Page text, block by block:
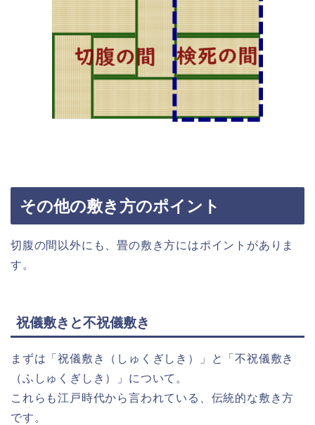
その他の敷き方のポイント
切腹の間以外にも、畳の敷き方にはポイントがありま
す。
祝儀敷きと不祝儀敷き
まずは「祝儀敷き（しゅくぎしき）」と「不祝儀敷き
（ふしゅくぎしき）」について。
これらも江戸時代から言われている、伝統的な敷き方
です。